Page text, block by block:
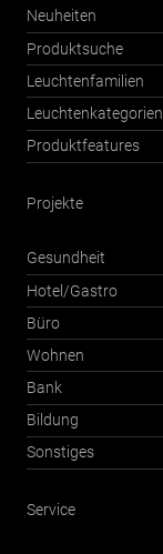
Neuheiten
Produktsuche
Leuchtenfamilien
Leuchtenkategorien
Produktfeatures
Projekte
Gesundheit
Hotel/Gastro
Büro
Wohnen
Bank
Bildung
Sonstiges
Service